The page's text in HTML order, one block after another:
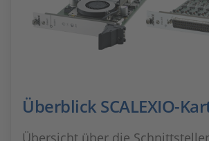
Überblick SCALEXIO-
Übersicht über die